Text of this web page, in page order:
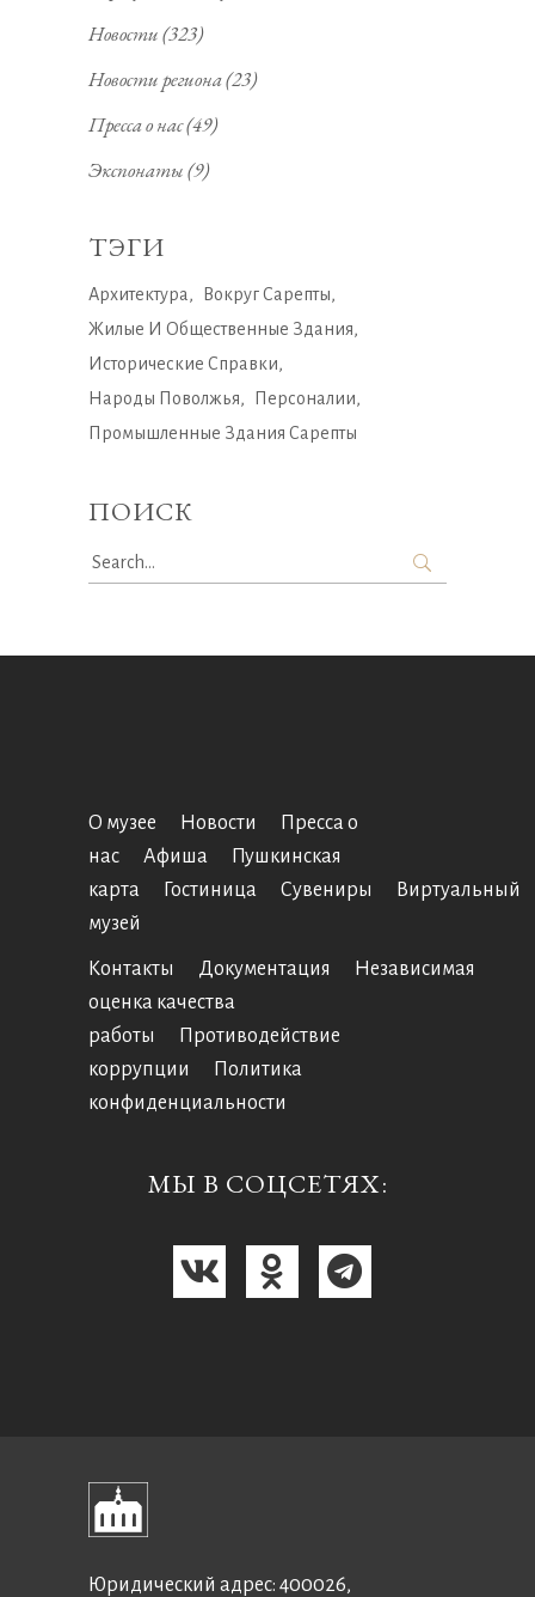
Новости(323)
Новости региона(23)
Пресса о нас(49)
Экспонаты(9)
ТЭГИ
Архитектура
Вокруг Сарепты
Жилые И Общественные Здания
Исторические Справки
Народы Поволжья
Персоналии
Промышленные Здания Сарепты
ПОИСК
Search
for:
О музее Новости
Пресса о
нас
Афиша
Пушкинская
карта
Гостиница Сувениры
Виртуальный
музей
Контакты Документация
Независимая
оценка качества
работы
Противодействие
коррупции
Политика
конфиденциальности
МЫ В СОЦСЕТЯХ:
Юридический адрес: 400026,